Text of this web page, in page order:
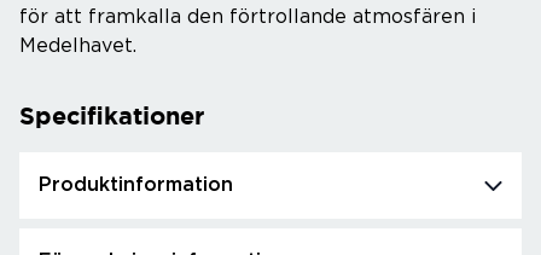
för att framkalla den förtrollande atmosfären i
Medelhavet.
Specifikationer
Produktinformation